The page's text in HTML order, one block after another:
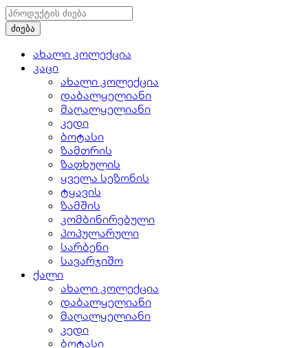
ახალი კოლექცია
კაცი
ახალი კოლექცია
დაბალყელიანი
მაღალყელიანი
კედი
ბოტასი
ზამთრის
ზაფხულის
ყველა სეზონის
ტყავის
ზამშის
კომბინირებული
პოპულარული
სარბენი
სავარჯიშო
ქალი
ახალი კოლექცია
დაბალყელიანი
მაღალყელიანი
კედი
ბოტასი